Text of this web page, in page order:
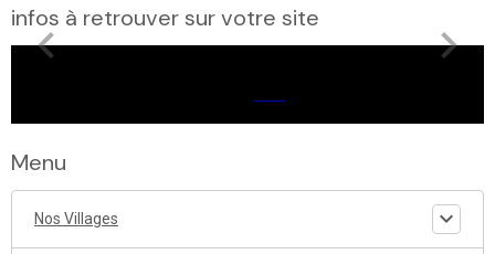
infos à retrouver sur votre site
Menu
Nos Villages